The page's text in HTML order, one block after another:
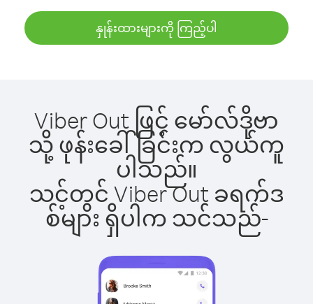
နှုန်းထားများကို ကြည့်ပါ
Viber Out ဖြင့် မော်လ်ဒိုဗာ
သို့ ဖုန်းခေါ်ခြင်းက လွယ်ကူ
ပါသည်။
သင့်တွင် Viber Out ခရက်ဒ
စ်များ ရှိပါက သင်သည်-